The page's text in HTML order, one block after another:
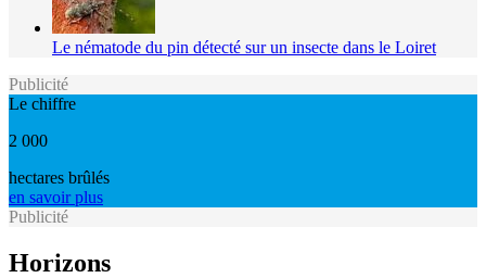
Le nématode du pin détecté sur un insecte dans le Loiret
Publicité
Le chiffre
2 000
hectares brûlés
en savoir plus
Publicité
Horizons